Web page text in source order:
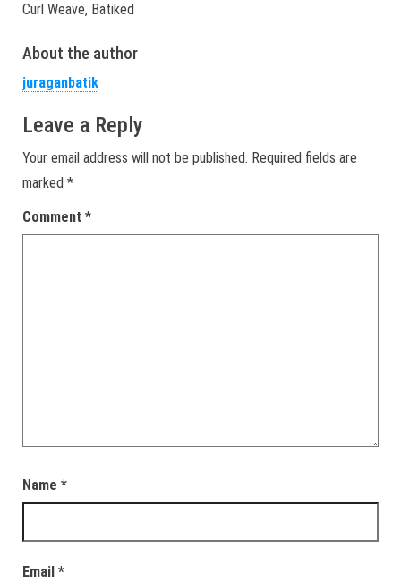
Curl Weave, Batiked
About the author
juraganbatik
Leave a Reply
Your email address will not be published. Required fields are
marked *
Comment *
Name *
Email *